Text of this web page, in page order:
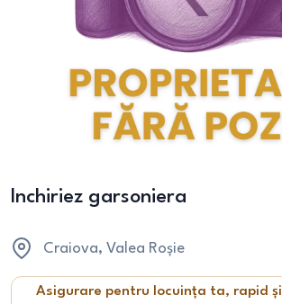
Inchiriez garsoniera
Craiova, Valea Roșie
Asigurare pentru locuința ta, rapid și